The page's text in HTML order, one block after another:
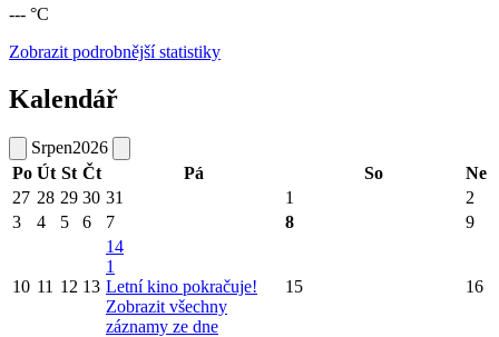
--- °C
Zobrazit podrobnější statistiky
Kalendář
Srpen2026
Po Út St Čt Pá So
Ne
27 28 29 30 31 1
2
3
4 5 6 7 8 9
10 11 12 13
14
1
Letní kino pokračuje!
Zobrazit všechny
záznamy ze dne
15 16